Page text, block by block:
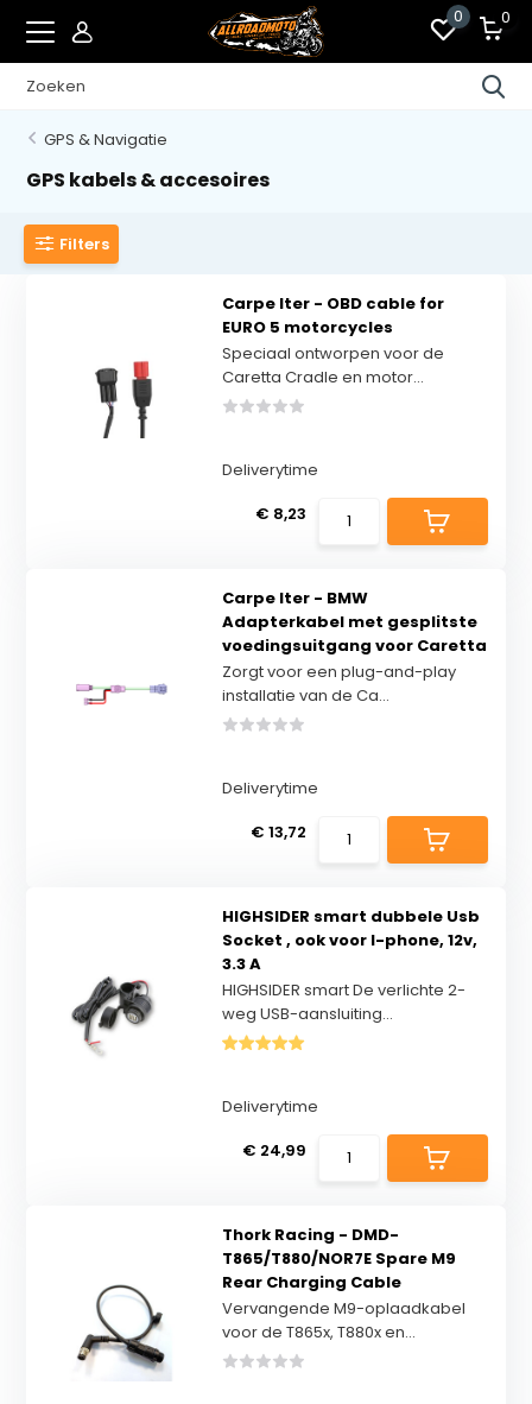
0 0
GPS & Navigatie
GPS kabels & accesoires
Filters
Carpe Iter - OBD cable for
EURO 5 motorcycles
Speciaal ontworpen voor de
Caretta Cradle en motor...
Deliverytime
€ 8,23
Carpe Iter - BMW
Adapterkabel met gesplitste
voedingsuitgang voor Caretta
Zorgt voor een plug-and-play
installatie van de Ca...
Deliverytime
€ 13,72
HIGHSIDER smart dubbele Usb
Socket , ook voor I-phone, 12v,
3.3 A
HIGHSIDER smart De verlichte 2-
weg USB-aansluiting...
Deliverytime
€ 24,99
Thork Racing - DMD-
T865/T880/NOR7E Spare M9
Rear Charging Cable
Vervangende M9-oplaadkabel
voor de T865x, T880x en...